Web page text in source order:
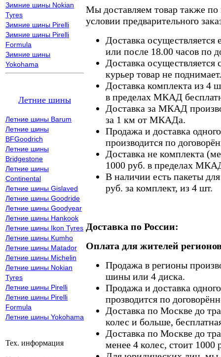
Зимние шины Nokian
Tyres
Зимние шины Pirelli
Зимние шины Pirelli
Formula
Зимние шины
Yokohama
Летние шины
Летние шины Barum
Летние шины
BFGoodrich
Летние шины
Bridgestone
Летние шины
Continental
Летние шины Gislaved
Летние шины Goodride
Летние шины Goodyear
Летние шины Hankook
Летние шины Ikon Tyres
Летние шины Kumho
Летние шины Matador
Летние шины Michelin
Летние шины Nokian
Tyres
Летние шины Pirelli
Летние шины Pirelli
Formula
Летние шины Yokohama
Тех. информация
Мы доставляем товар также
условии предварительного
Доставка осуществляется
или после 18.00 часов по
Доставка осуществляется
курьер товар не поднимает.
Доставка комплекта из 4
в пределах МКАД
Доставка за МКАД
за 1 км от МКАДа.
Продажа и доставка
производится по
Доставка не комплекта
1000 руб. в пределах
В наличии есть пакеты
руб. за комплект, из 4 шт.
Доставка по России:
Оплата для жителей
Продажа в регионы
шины или 4 диска.
Продажа и доставка
прозводится по
Доставка по Москве до
колес и больше,
Доставка по Москве до
менее 4 колес, стоит 1000